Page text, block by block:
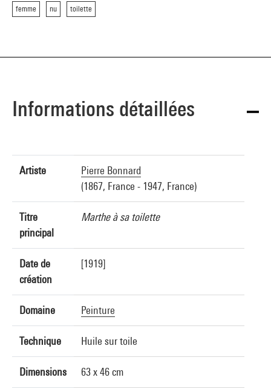
femme nu toilette
Informations détaillées
Artiste
Pierre Bonnard
(1867, France - 1947, France)
Titre
principal
Marthe à sa toilette
Date de
création
[1919]
Domaine Peinture
Technique Huile sur toile
Dimensions 63 x 46 cm